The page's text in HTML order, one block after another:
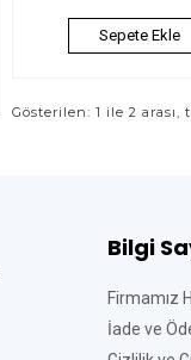
Sepete Ekle
Gösterilen: 1 ile 2 arası,
Bilgi
Firmamız
İade ve